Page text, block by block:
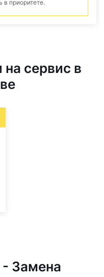
в приоритете.
сервис в
- Замена